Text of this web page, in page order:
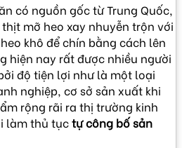
có nguồn gốc từ Trung Quốc,
mỡ heo xay nhuyễn trộn với
khô để chín bằng cách lên
hiện nay rất được nhiều người
độ tiện lợi như là một loại
nghiệp, cơ sở sản xuất khi
rộng rãi ra thị trường kinh
làm thủ tụctự công bố sản